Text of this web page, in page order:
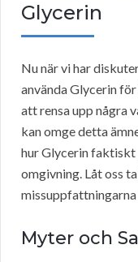
Glycerin
Nu när vi har
använda Glycerin
att rensa upp några
kan omge detta
hur Glycerin faktiskt
omgivning. Låt oss
Myter och